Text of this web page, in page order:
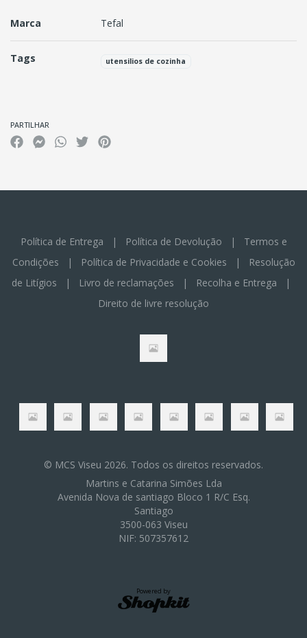
Marca Tefal
Tags utensilios de cozinha
PARTILHAR
Política de Entrega | Política de Devolução | Termos e
Condições | Política de Privacidade e Cookies |
Resolução
de Litígios | Livro de reclamações | Recolha e Entrega |
Direito de livre resolução
© MCS Viseu 2026. Todos os direitos reservados.
Martins e Catarina Simões Lda
Avenida Nova de santiago Bloco 1 R/C Esq.
Santiago
3500-063 Viseu
NIF: 507357612
Powered by